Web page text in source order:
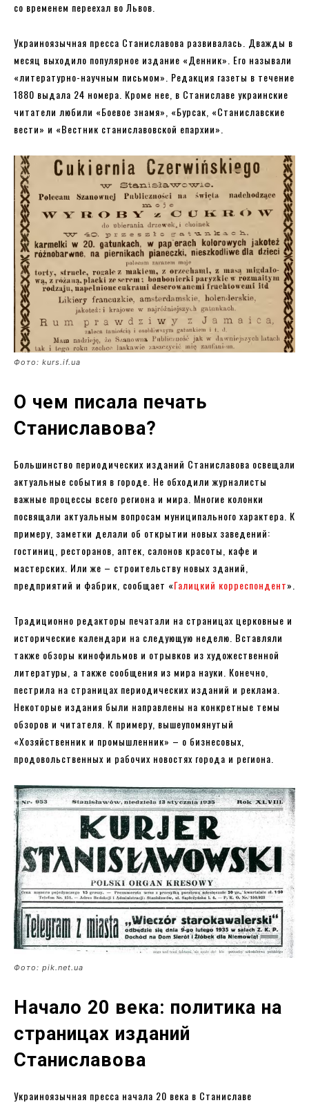
со временем переехал во Львов.
Украиноязычная пресса Станиславова развивалась. Дважды в
месяц выходило популярное издание «Денник». Его называли
«литературно-научным письмом». Редакция газеты в течение
1880 выдала 24 номера. Кроме нее, в Станиславе украинские
читатели любили «Боевое знамя», «Бурсак, «Станиславские
вести» и «Вестник станиславовской епархии».
Фото: kurs.if.ua
О чем писала печать
Станиславова?
Большинство периодических изданий Станиславова освещали
актуальные события в городе. Не обходили журналисты
важные процессы всего региона и мира. Многие колонки
посвящали актуальным вопросам муниципального характера. К
примеру, заметки делали об открытии новых заведений:
гостиниц, ресторанов, аптек, салонов красоты, кафе и
мастерских. Или же – строительству новых зданий,
предприятий и фабрик, сообщает «Галицкий корреспондент».
Традиционно редакторы печатали на страницах церковные и
исторические календари на следующую неделю. Вставляли
также обзоры кинофильмов и отрывков из художественной
литературы, а также сообщения из мира науки. Конечно,
пестрила на страницах периодических изданий и реклама.
Некоторые издания были направлены на конкретные темы
обзоров и читателя. К примеру, вышеупомянутый
«Хозяйственник и промышленник» – о бизнесовых,
продовольственных и рабочих новостях города и региона.
Фото: pik.net.ua
Начало 20 века: политика на
страницах изданий
Станиславова
Украиноязычная пресса начала 20 века в Станиславе